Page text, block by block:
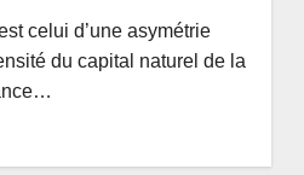
celui d’une asymétrie
du capital naturel de la